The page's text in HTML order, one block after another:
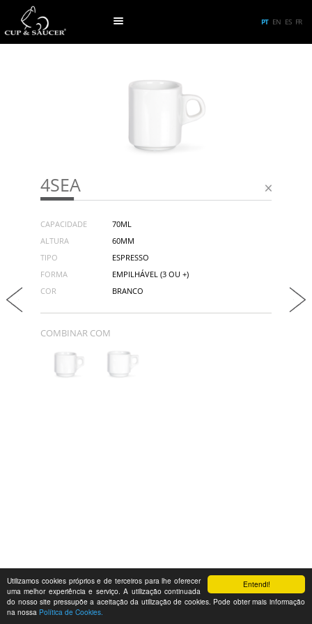
Entendi!
Utilizamos cookies próprios e de terceiros para lhe oferecer
uma melhor experiência e serviço. A utilização continuada
do nosso site pressupõe a aceitação da utilização de cookies. Pode obter mais informação
na nossa Política de Cookies.
PT EN ES FR
4SEA
CAPACIDADE
70ML
ALTURA
60MM
TIPO
ESPRESSO
FORMA
EMPILHÁVEL (3 OU +)
COR
BRANCO
COMBINAR COM